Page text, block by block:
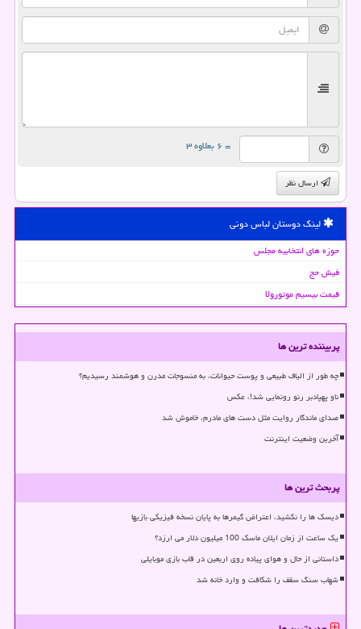
= ۶ بعلاوه ۳
ارسال نظر
لینک دوستان لباس دونی
حوزه های انتخابیه مجلس
فیش حج
قیمت بیسیم موتورولا
پربیننده ترین ها
چه طور از الیاف طبیعی و پوست حیوانات، به منسوجات مدرن و هوشمند رسیدیم؟
ناو پهپادبر رنو رونمایی شد!، عکس
صدای ماندگار روایت مثل دست های مادرم، خاموش شد
آخرین وضعیت اینترنت
پربحث ترین ها
دیسک ها را نکشید، اعتراض گیمرها به پایان نسخه فیزیکی بازیها
یک ساعت از زمان ایلان ماسک 100 میلیون دلار می ارزد؟
داستانی از حال و هوای پیاده روی اربعین در قاب بازی موبایلی
شهاب سنگ سقف را شکافت و وارد خانه شد